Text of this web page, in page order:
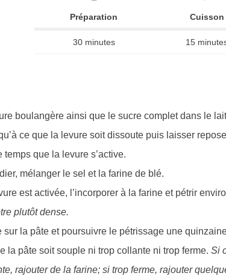
Préparation
Cuisson
30 minutes 15
boulangère ainsi que le sucre complet dans le
ce que la levure soit dissoute puis laisser
temps que la levure s’active.
mélanger le sel et la farine de blé.
est activée, l’incorporer à la farine et pétrir
plutôt dense.
sur la pâte et poursuivre le pétrissage une
la pâte soit souple ni trop collante ni trop ferme. Si
rajouter de la farine; si trop ferme, rajouter